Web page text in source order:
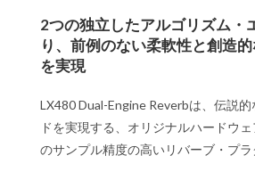
2つの独立したアルゴリズム・
り、前例のない柔軟性と創造
を実現
LX480 Dual-Engine Reverbは、伝説
ドを実現する、オリジナルハードウ
のサンプル精度の高いリバーブ・プラ